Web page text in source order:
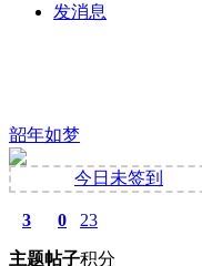
发消息
韶年如梦
今日未签到
3
主题
0
帖子
23
积分